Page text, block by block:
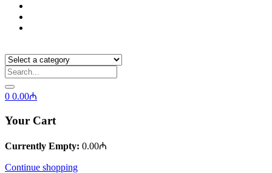
0 0.00₼
Your Cart
Currently Empty: 0.00₼
Continue shopping